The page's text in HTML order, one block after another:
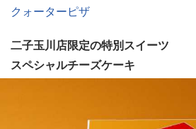
クォーターピザ
二子玉川店限定の特別スイーツ
スペシャルチーズケーキ